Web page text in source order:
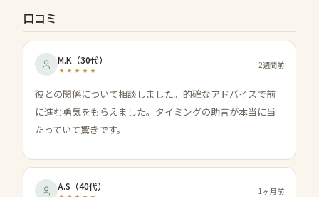
口コミ
M.K （30代） 2週間前
彼との関係について相談しました。的確なアドバイスで前
に進む勇気をもらえました。タイミングの助言が本当に当
たっていて驚きです。
A.S （40代） 1ヶ月前